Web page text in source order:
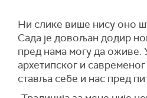
Ни слике више нису оно
Сада је довољан додир
пред нама могу да оживе.
архетипског и
ставља себе и нас пред